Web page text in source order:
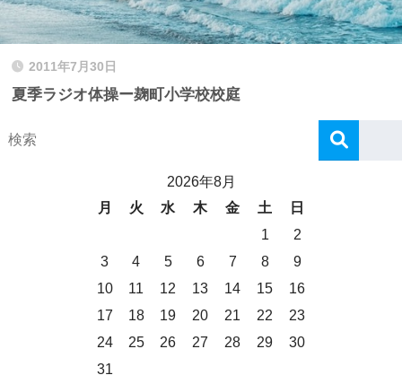
2011年7月30日
夏季ラジオ体操ー麹町小学校校庭
2026年8月
月
火 水 木 金 土
日
1
2
3
4 5 6 7 8
9
10
11 12 13 14 15
16
17
18 19 20 21 22
23
24
25 26 27 28 29
30
31